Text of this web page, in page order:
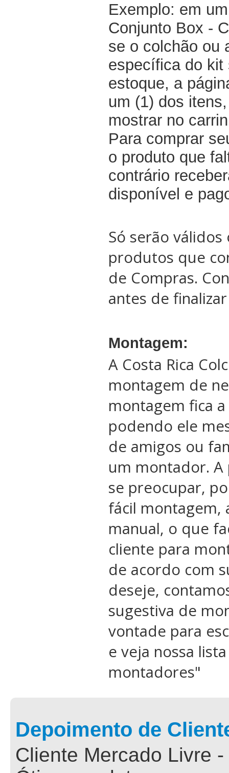
Exemplo: em
Conjunto Box -
se o colchão ou
específica do kit
estoque, a
um (1) dos
mostrar no
Para comprar
o produto que
contrário
disponível e
Só serão válidos
produtos que
de Compras.
antes de
Montagem:
A Costa Rica
montagem de
montagem fica
podendo ele
de amigos ou
um montador. A
se preocupar,
fácil montagem,
manual, o que
cliente para
de acordo com
deseje,
sugestiva de
vontade para
e veja nossa
montadores"
Depoimento de
Cliente Mercado Livre